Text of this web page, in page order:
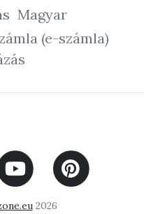
Magyar
(e-számla)
2026